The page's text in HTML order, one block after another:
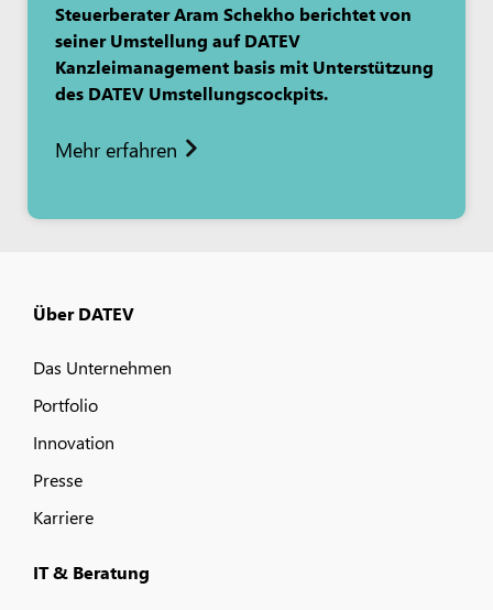
Steuerberater Aram Schekho berichtet von
seiner Umstellung auf DATEV
Kanzleimanagement basis mit Unterstützung
des DATEV Umstellungscockpits.
Mehr erfahren
Über DATEV
Das Unternehmen
Portfolio
Innovation
Presse
Karriere
IT & Beratung